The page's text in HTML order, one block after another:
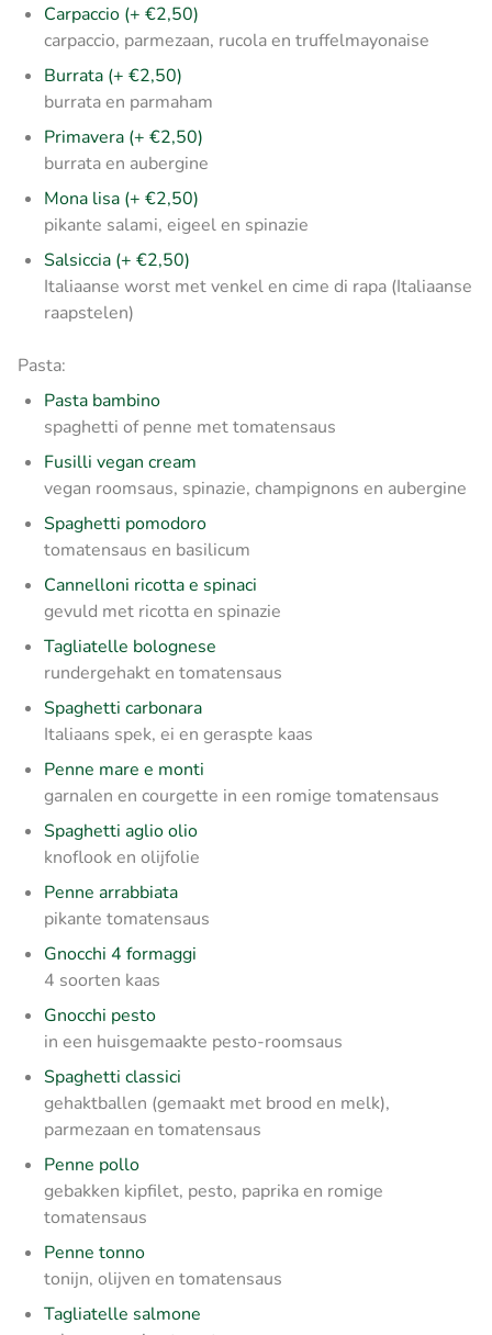
Carpaccio (+ €2,50)
carpaccio, parmezaan, rucola en truffelmayonaise
Burrata (+ €2,50)
burrata en parmaham
Primavera (+ €2,50)
burrata en aubergine
Mona lisa (+ €2,50)
pikante salami, eigeel en spinazie
Salsiccia (+ €2,50)
Italiaanse worst met venkel en cime di rapa (Italiaanse
raapstelen)
Pasta:
Pasta bambino
spaghetti of penne met tomatensaus
Fusilli vegan cream
vegan roomsaus, spinazie, champignons en aubergine
Spaghetti pomodoro
tomatensaus en basilicum
Cannelloni ricotta e spinaci
gevuld met ricotta en spinazie
Tagliatelle bolognese
rundergehakt en tomatensaus
Spaghetti carbonara
Italiaans spek, ei en geraspte kaas
Penne mare e monti
garnalen en courgette in een romige tomatensaus
Spaghetti aglio olio
knoflook en olijfolie
Penne arrabbiata
pikante tomatensaus
Gnocchi 4 formaggi
4 soorten kaas
Gnocchi pesto
in een huisgemaakte pesto-roomsaus
Spaghetti classici
gehaktballen (gemaakt met brood en melk),
parmezaan en tomatensaus
Penne pollo
gebakken kipfilet, pesto, paprika en romige
tomatensaus
Penne tonno
tonijn, olijven en tomatensaus
Tagliatelle salmone